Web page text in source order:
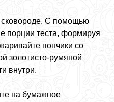
сковороде. С помощью
порции теста, формируя
пончики со
золотисто-румяной
внутри.
на бумажное